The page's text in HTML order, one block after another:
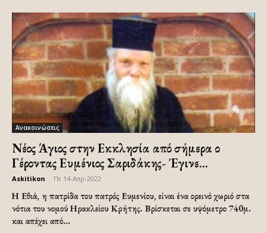
Ανακοινώσεις
Νέος Άγιος στην Εκκλησία από σήμερα ο
Γέροντας Ευμένιος Σαριδάκης- Έγινε...
Askitikon Πε 14-Απρ-2022
Η Εθιά, η πατρίδα του πατρός Ευμενίου, είναι ένα ορεινό χωριό στα
νότια του νομού Ηρακλείου Κρήτης. Βρίσκεται σε υψόμετρο 740μ.
και απέχει από...